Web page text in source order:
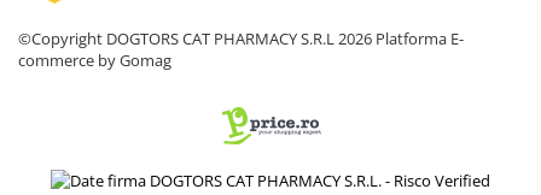
©Copyright DOGTORS CAT PHARMACY S.R.L 2026 Platforma E-
commerce by Gomag